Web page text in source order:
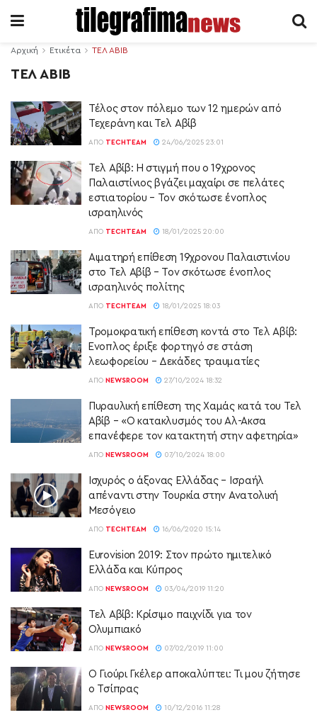
Αρχική Ετικέτα ΤΕΛ ΑΒΙΒ
ΤΕΛ ΑΒΙΒ
Τέλος στον πόλεμο των 12 ημερών από
Τεχεράνη και Τελ Αβίβ
ΑΠΌ TECHTEAM 24/06/2025 23:01
Τελ Αβίβ: Η στιγμή που ο 19χρονος
Παλαιστίνιος βγάζει μαχαίρι σε πελάτες
εστιατορίου – Τον σκότωσε ένοπλος
ισραηλινός
ΑΠΌ TECHTEAM 18/01/2025 20:00
Αιματηρή επίθεση 19χρονου Παλαιστινίου
στο Τελ Αβίβ – Τον σκότωσε ένοπλος
ισραηλινός πολίτης
ΑΠΌ TECHTEAM 18/01/2025 18:03
Τρομοκρατική επίθεση κοντά στο Τελ Αβίβ:
Ένοπλος έριξε φορτηγό σε στάση
λεωφορείου – Δεκάδες τραυματίες
ΑΠΌ NEWSROOM 27/10/2024 18:32
Πυραυλική επίθεση της Χαμάς κατά του Τελ
Αβίβ – «Ο κατακλυσμός του Αλ-Ακσα
επανέφερε τον κατακτητή στην αφετηρία»
ΑΠΌ NEWSROOM 07/10/2024 18:00
Ισχυρός ο άξονας Ελλάδας – Ισραήλ
απέναντι στην Τουρκία στην Ανατολική
Μεσόγειο
ΑΠΌ TECHTEAM 16/06/2020 15:14
Eurovision 2019: Στον πρώτο ημιτελικό
Ελλάδα και Κύπρος
ΑΠΌ NEWSROOM 03/04/2019 11:20
Τελ Αβίβ: Κρίσιμο παιχνίδι για τον
Ολυμπιακό
ΑΠΌ NEWSROOM 07/02/2019 11:00
Ο Γιούρι Γκέλερ αποκαλύπτει: Τι μου ζήτησε
ο Τσίπρας
ΑΠΌ NEWSROOM 10/12/2016 11:28